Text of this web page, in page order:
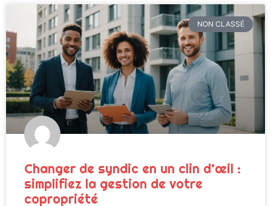
NON CLASSÉ
Changer de syndic en un clin d’œil :
simplifiez la gestion de votre
copropriété